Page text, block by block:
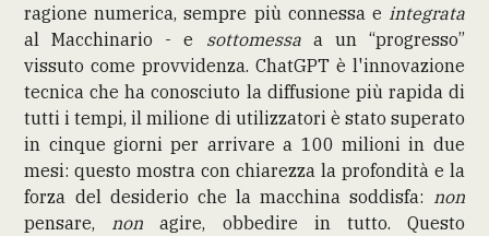
ragione numerica, sempre più connessa e integrata
al Macchinario - e sottomessaa un “progresso”
vissuto come provvidenza. ChatGPT è l'innovazione
tecnica che ha conosciuto la diffusione più rapida di
tutti i tempi, il milione di utilizzatori è stato superato
in cinque giorni per arrivare a 100 milioni in due
mesi: questo mostra con chiarezza la profondità e la
forza del desiderio che la macchina soddisfa: non
pensare, non agire, obbedire in tutto. Questo